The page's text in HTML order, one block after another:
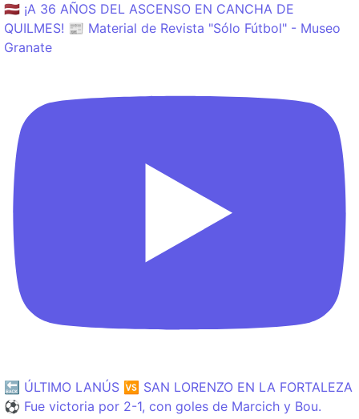
🇱🇻 ¡A 36 AÑOS DEL ASCENSO EN CANCHA DE
QUILMES! 📰 Material de Revista "Sólo Fútbol" - Museo
Granate
🔙 ÚLTIMO LANÚS 🆚 SAN LORENZO EN LA FORTALEZA
⚽️ Fue victoria por 2-1, con goles de Marcich y Bou.